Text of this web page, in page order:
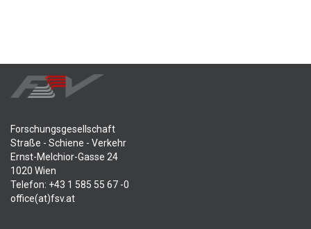
Forschungsgesellschaft
Straße - Schiene - Verkehr
Ernst-Melchior-Gasse 24
1020 Wien
Telefon: +43 1 585 55 67 -0
office(at)fsv.at